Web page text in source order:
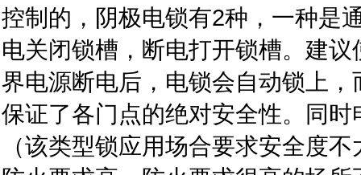
控制的，阴极电锁有2种，一种是
电关闭锁槽，断电打开锁槽。建
界电源断电后，电锁会自动锁上
保证了各门点的绝对安全性。同
（该类型锁应用场合要求安全度